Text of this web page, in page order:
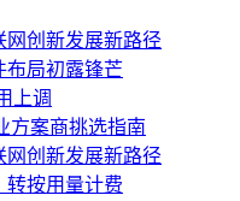
网创新发展新路径
布局初露锋芒
上调
方案商挑选指南
网创新发展新路径
转按用量计费